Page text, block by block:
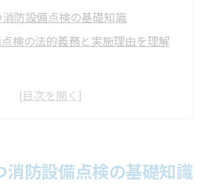
防設備点検の基礎知識
検の法的義務と実施理由を理解
点検の対象設備と点検周期の基本
検を自ら行う際の基礎知識まと
消防設備点検の基礎知識